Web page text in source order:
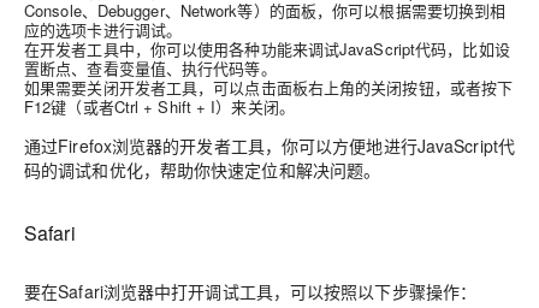
Console、Debugger、Network等）的面板，你可以根据需要切换到相
应的选项卡进行调试。
在开发者工具中，你可以使用各种功能来调试JavaScript代码，比如设
置断点、查看变量值、执行代码等。
如果需要关闭开发者工具，可以点击面板右上角的关闭按钮，或者按下
F12键（或者Ctrl + Shift + I）来关闭。
通过Firefox浏览器的开发者工具，你可以方便地进行JavaScript代
码的调试和优化，帮助你快速定位和解决问题。
Safari
要在Safari浏览器中打开调试工具，可以按照以下步骤操作：